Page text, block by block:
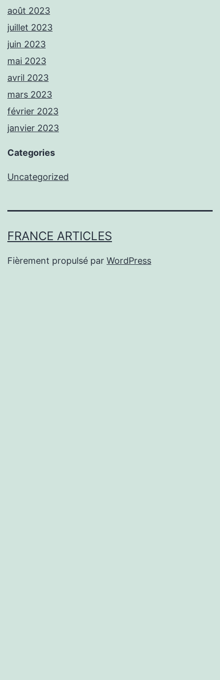
août 2023
juillet 2023
juin 2023
mai 2023
avril 2023
mars 2023
février 2023
janvier 2023
Categories
Uncategorized
FRANCE ARTICLES
Fièrement propulsé par WordPress